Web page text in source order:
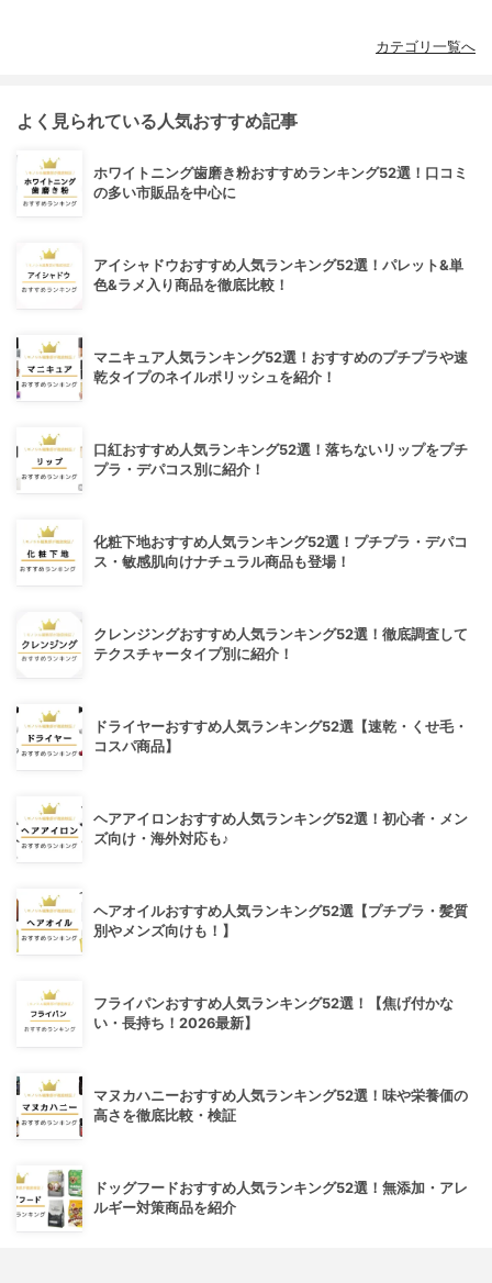
カテゴリ一覧へ
よく見られている人気おすすめ記事
ホワイトニング歯磨き粉おすすめランキング52選！口コミ
の多い市販品を中心に
アイシャドウおすすめ人気ランキング52選！パレット&単
色&ラメ入り商品を徹底比較！
マニキュア人気ランキング52選！おすすめのプチプラや速
乾タイプのネイルポリッシュを紹介！
口紅おすすめ人気ランキング52選！落ちないリップをプチ
プラ・デパコス別に紹介！
化粧下地おすすめ人気ランキング52選！プチプラ・デパコ
ス・敏感肌向けナチュラル商品も登場！
クレンジングおすすめ人気ランキング52選！徹底調査して
テクスチャータイプ別に紹介！
ドライヤーおすすめ人気ランキング52選【速乾・くせ毛・
コスパ商品】
ヘアアイロンおすすめ人気ランキング52選！初心者・メン
ズ向け・海外対応も♪
ヘアオイルおすすめ人気ランキング52選【プチプラ・髪質
別やメンズ向けも！】
フライパンおすすめ人気ランキング52選！【焦げ付かな
い・長持ち！2026最新】
マヌカハニーおすすめ人気ランキング52選！味や栄養価の
高さを徹底比較・検証
ドッグフードおすすめ人気ランキング52選！無添加・アレ
ルギー対策商品を紹介